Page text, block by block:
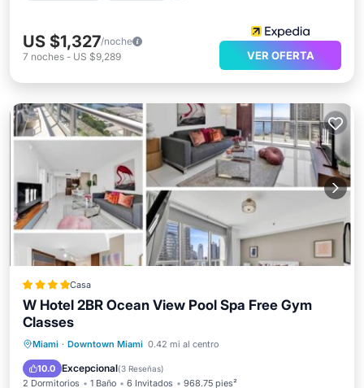
US $1,327/noche
7 noches - US $9,289 VER OFERTA
Casa
W Hotel 2BR Ocean View Pool Spa Free Gym
Classes
Miami · Downtown Miami 0.42 mi al centro
10.0 Excepcional(3 Reseñas)
2 Dormitorios 1 Baño 6 Invitados 968.75 pies²
Frente al mar
Bañera de hidromasaje
Aparcamiento